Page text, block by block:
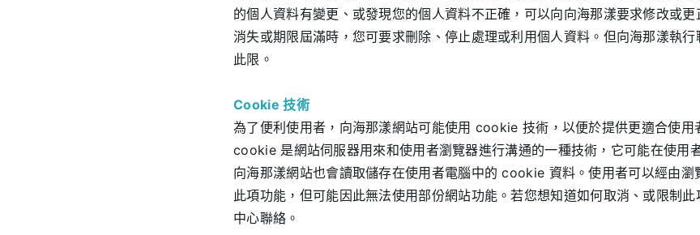
的個人資料有變更、或發現您的個人資料不正確，可以向向海那漾要求修改或
消失或期限屆滿時，您可要求刪除、停止處理或利用個人資料。但向海那漾執
此限。
Cookie 技術
為了便利使用者，向海那漾網站可能使用 cookie 技術，以便於提供更適合使用
cookie 是網站伺服器用來和使用者瀏覽器進行溝通的一種技術，它可能在使用
向海那漾網站也會讀取儲存在使用者電腦中的 cookie 資料。使用者可以經由瀏
此項功能，但可能因此無法使用部份網站功能。若您想知道如何取消、或限制
中心聯絡。